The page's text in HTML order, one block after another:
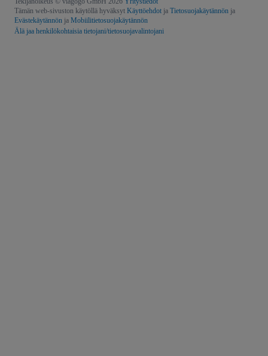
Tämän web-sivuston käytöllä hyväksyt Käyttöehdot ja Tietosuojakäytännön ja
Evästekäytännön ja Mobiilitietosuojakäytännön
Älä jaa henkilökohtaisia tietojani/tietosuojavalintojani